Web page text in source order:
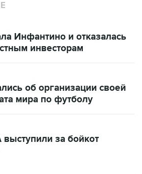
Инфантино и отказалась
инвесторам
об организации своей
мира по футболу
за бойкот